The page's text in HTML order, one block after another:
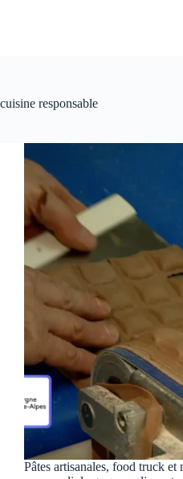
cuisine responsable
Pâtes artisanales, food truck et